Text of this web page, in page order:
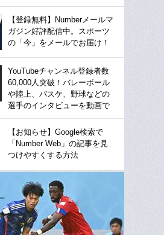
【登録無料】Numberメールマ
ガジン好評配信中。スポーツ
の「今」をメールでお届け！
YouTubeチャンネル登録者数
60,000人突破！バレーボール
や陸上、バスケ、野球などの
選手のインタビューを動画で
【お知らせ】Google検索で
「Number Web」の記事を見
つけやすくする方法